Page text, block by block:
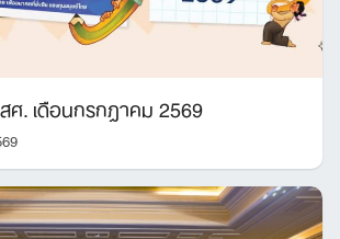
. เดือนกรกฎาคม 2569